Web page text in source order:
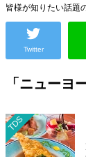
皆様が知りたい話題
Twitter
「ニューヨ
TDS